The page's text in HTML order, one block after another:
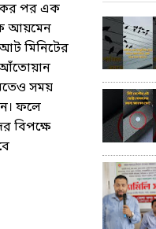
পর এক
আয়মেন
মিনিটের
আঁতোয়ান
সময়
ফলে
বিপক্ষে